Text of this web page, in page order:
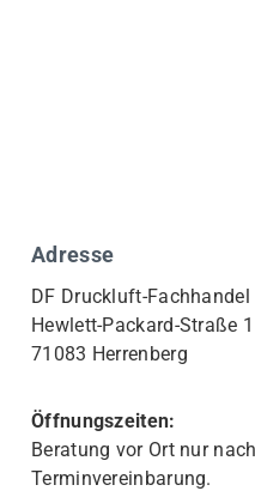
Adresse
DF Druckluft-Fachhandel
Hewlett-Packard-Straße 1
71083 Herrenberg
Öffnungszeiten:
Beratung vor Ort nur nach
Terminvereinbarung.